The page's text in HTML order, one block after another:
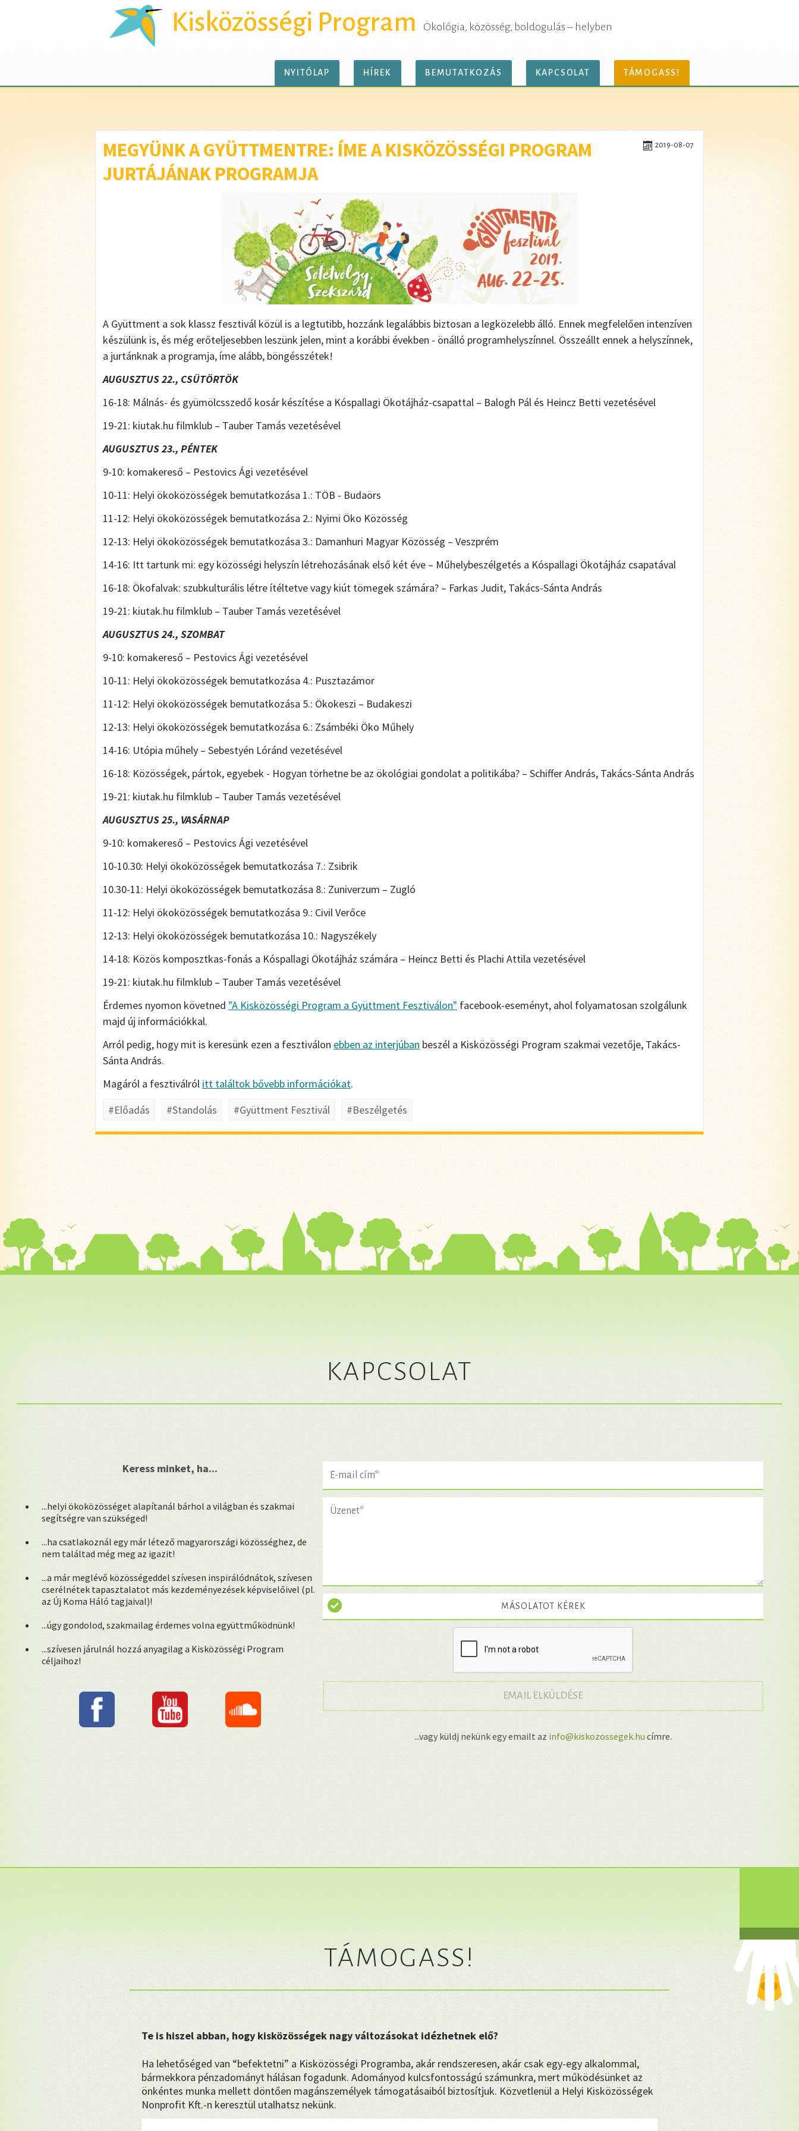
Kisközösségi Program Ökológia, közösség, boldogulás – helyben
NYITÓLAP HÍREK BEMUTATKOZÁS KAPCSOLAT TÁMOGASS!
2019-08-07
MEGYÜNK A GYÜTTMENTRE: ÍME A KISKÖZÖSSÉGI PROGRAM
JURTÁJÁNAK PROGRAMJA
A Gyüttment a sok klassz fesztivál közül is a legtutibb, hozzánk legalábbis biztosan a legközelebb álló. Ennek megfelelően intenzíven
készülünk is, és még erőteljesebben leszünk jelen, mint a korábbi években - önálló programhelyszínnel. Összeállt ennek a helyszínnek,
a jurtánknak a programja, íme alább, böngésszétek!
AUGUSZTUS 22., CSÜTÖRTÖK
16-18: Málnás- és gyümölcsszedő kosár készítése a Kóspallagi Ökotájház-csapattal – Balogh Pál és Heincz Betti vezetésével
19-21: kiutak.hu filmklub – Tauber Tamás vezetésével
AUGUSZTUS 23., PÉNTEK
9-10: komakereső – Pestovics Ági vezetésével
10-11: Helyi ökoközösségek bemutatkozása 1.: TÖB - Budaörs
11-12: Helyi ökoközösségek bemutatkozása 2.: Nyimi Öko Közösség
12-13: Helyi ökoközösségek bemutatkozása 3.: Damanhuri Magyar Közösség – Veszprém
14-16: Itt tartunk mi: egy közösségi helyszín létrehozásának első két éve – Műhelybeszélgetés a Kóspallagi Ökotájház csapatával
16-18: Ökofalvak: szubkulturális létre ítéltetve vagy kiút tömegek számára? – Farkas Judit, Takács-Sánta András
19-21: kiutak.hu filmklub – Tauber Tamás vezetésével
AUGUSZTUS 24., SZOMBAT
9-10: komakereső – Pestovics Ági vezetésével
10-11: Helyi ökoközösségek bemutatkozása 4.: Pusztazámor
11-12: Helyi ökoközösségek bemutatkozása 5.: Ökokeszi – Budakeszi
12-13: Helyi ökoközösségek bemutatkozása 6.: Zsámbéki Öko Műhely
14-16: Utópia műhely – Sebestyén Lóránd vezetésével
16-18: Közösségek, pártok, egyebek - Hogyan törhetne be az ökológiai gondolat a politikába? – Schiffer András, Takács-Sánta András
19-21: kiutak.hu filmklub – Tauber Tamás vezetésével
AUGUSZTUS 25., VASÁRNAP
9-10: komakereső – Pestovics Ági vezetésével
10-10.30: Helyi ökoközösségek bemutatkozása 7.: Zsibrik
10.30-11: Helyi ökoközösségek bemutatkozása 8.: Zuniverzum – Zugló
11-12: Helyi ökoközösségek bemutatkozása 9.: Civil Verőce
12-13: Helyi ökoközösségek bemutatkozása 10.: Nagyszékely
14-18: Közös komposztkas-fonás a Kóspallagi Ökotájház számára – Heincz Betti és Plachi Attila vezetésével
19-21: kiutak.hu filmklub – Tauber Tamás vezetésével
Érdemes nyomon követned "A Kisközösségi Program a Gyüttment Fesztiválon" facebook-eseményt, ahol folyamatosan szolgálunk
majd új információkkal.
Arról pedig, hogy mit is keresünk ezen a fesztiválon ebben az interjúban beszél a Kisközösségi Program szakmai vezetője, Takács-
Sánta András.
Magáról a fesztiválról itt találtok bővebb információkat.
#Előadás
#Standolás #Gyüttment Fesztivál #Beszélgetés
KAPCSOLAT
Keress minket, ha...
...helyi ökoközösséget alapítanál bárhol a világban és szakmai
segítségre van szükséged!
...ha csatlakoznál egy már létező magyarországi közösséghez, de
nem találtad még meg az igazit!
...a már meglévő közösségeddel szívesen inspirálódnátok, szívesen
cserélnétek tapasztalatot más kezdeményezések képviselőivel (pl.
az Új Koma Háló tagjaival)!
...úgy gondolod, szakmailag érdemes volna együttműködnünk!
...szívesen járulnál hozzá anyagilag a Kisközösségi Program
céljaihoz!
MÁSOLATOT KÉREK
EMAIL ELKÜLDÉSE →
...vagy küldj nekünk egy emailt az info@kiskozossegek.hucímre.
❤
TÁMOGASS!
Te is hiszel abban, hogy kisközösségek nagy változásokat idézhetnek elő?
Ha lehetőséged van “befektetni” a Kisközösségi Programba, akár rendszeresen, akár csak egy-egy alkalommal,
bármekkora pénzadományt hálásan fogadunk. Adományod kulcsfontosságú számunkra, mert működésünket az
önkéntes munka mellett döntően magánszemélyek támogatásaiból biztosítjuk. Közvetlenül a Helyi Kisközösségek
Nonprofit Kft.-n keresztül utalhatsz nekünk.